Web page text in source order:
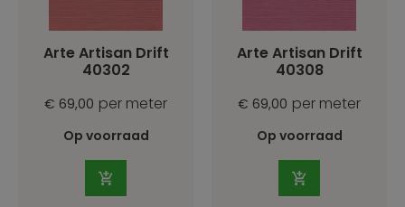
Arte Artisan Drift
40302
€ 69,00 per meter
Op voorraad
Arte Artisan Drift
40308
€ 69,00 per meter
Op voorraad